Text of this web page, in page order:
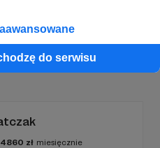
do serwisu
zł miesięcznie